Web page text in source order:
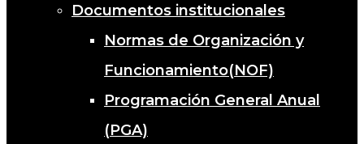
Documentos institucionales
Normas de Organización y
Funcionamiento(NOF)
Programación General Anual
(PGA)